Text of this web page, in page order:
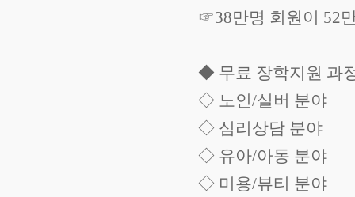
☞38만명 회원이 52
◆ 무료 장학지원 과
◇ 노인/실버 분야
◇ 심리상담 분야
◇ 유아/아동 분야
◇ 미용/뷰티 분야